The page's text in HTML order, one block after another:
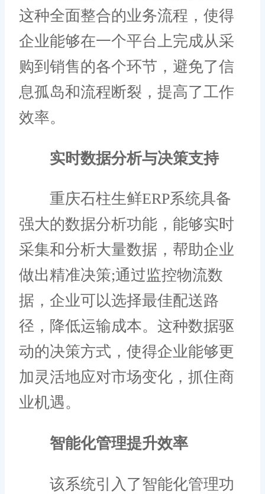
这种全面整合的业务流程，使得
企业能够在一个平台上完成从采
购到销售的各个环节，避免了信
息孤岛和流程断裂，提高了工作
效率。
实时数据分析与决策支持
重庆石柱生鲜ERP系统具备
强大的数据分析功能，能够实时
采集和分析大量数据，帮助企业
做出精准决策;通过监控物流数
据，企业可以选择最佳配送路
径，降低运输成本。这种数据驱
动的决策方式，使得企业能够更
加灵活地应对市场变化，抓住商
业机遇。
智能化管理提升效率
该系统引入了智能化管理功